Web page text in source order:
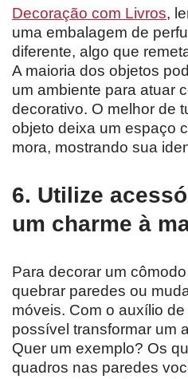
Decoração com Livros,
uma embalagem de
diferente, algo que
A maioria dos objetos
um ambiente para atuar
decorativo. O melhor de
objeto deixa um espaço
mora, mostrando sua
6. Utilize
um charme à
Para decorar um
quebrar paredes ou
móveis. Com o auxílio
possível transformar um
Quer um exemplo? Os
quadros nas paredes